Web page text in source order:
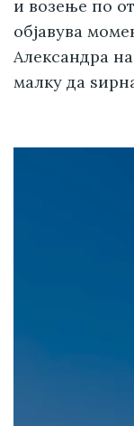
и возење по
објавува
Александра
малку да